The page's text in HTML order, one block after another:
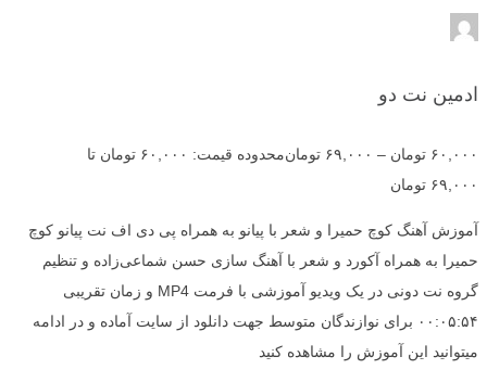
ادمین نت دو
۶۰,۰۰۰ تومان – ۶۹,۰۰۰ تومان
محدوده قیمت: ۶۰,۰۰۰ تومان تا
۶۹,۰۰۰ تومان
آموزش آهنگ کوچ حمیرا و شعر با پیانو به همراه پی دی اف نت پیانو کوچ
حمیرا به همراه آکورد و شعر با آهنگ سازی حسن شماعی‌زاده و تنظیم
گروه نت دونی در یک ویدیو آموزشی با فرمت MP4 و زمان تقریبی
۰۰:۰۵:۵۴ برای نوازندگان متوسط جهت دانلود از سایت آماده و در ادامه
میتوانید این آموزش را مشاهده کنید